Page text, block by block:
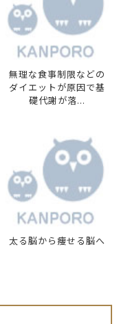
無理な食事制限などの
ダイエットが原因で基
礎代謝が落...
太る脳から痩せる脳へ